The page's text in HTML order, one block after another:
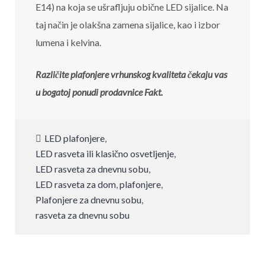
E14) na koja se ušrafljuju obične LED sijalice. Na
taj način je olakšna zamena sijalice, kao i izbor
lumena i kelvina.
Različite plafonjere vrhunskog kvaliteta čekaju vas
u bogatoj ponudi prodavnice Fakt.
LED plafonjere,
LED rasveta ili klasično osvetljenje,
LED rasveta za dnevnu sobu,
LED rasveta za dom,plafonjere,
Plafonjere za dnevnu sobu,
rasveta za dnevnu sobu